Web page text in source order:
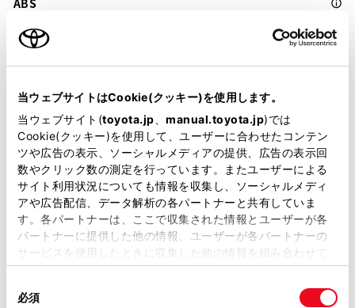
当ウェブサイトはCookie(クッキー)を使用します。
当ウェブサイト(toyota.jp manual.toyota.jp)では
Cookie(クッキー)を使用して、ユーザーに合わせたコンテン
ツや広告の表示、ソーシャルメディアの提供、広告の表示回
数やクリック数の測定を行っています。またユーザーによる
サイト利用状況についても情報を収集し、ソーシャルメディ
アや広告配信、データ解析の各パートナーと共有していま
す。各パートナーは、ここで収集された情報とユーザーが各
パートナーに提供した他の情報、ユーザーが各パートナーの
サービスを使用したときに収集した他の情報を組み合わせて
使用することがあります。当ウェブサイトの使用を続行する
必須
キーレス
：ｽﾏｰﾄｷ-
リモコンスターター
ETC
※ セットアップ費用は別途申し受けます